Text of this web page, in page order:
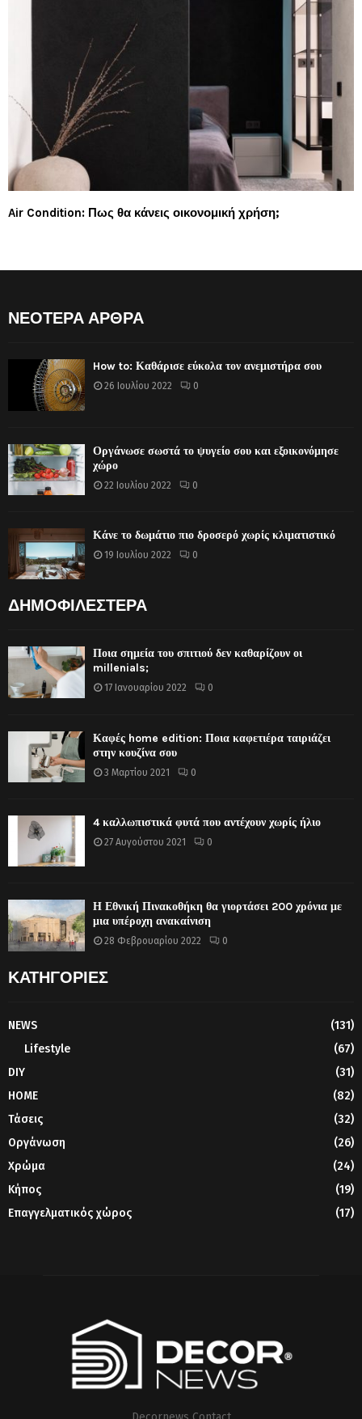
Air Condition: Πως θα κάνεις οικονομική χρήση;
ΝΕΟΤΕΡΑ ΑΡΘΡΑ
How to: Καθάρισε εύκολα τον ανεμιστήρα σου
26 Ιουλίου 2022 0
Οργάνωσε σωστά το ψυγείο σου και εξοικονόμησε
χώρο
22 Ιουλίου 2022 0
Κάνε το δωμάτιο πιο δροσερό χωρίς κλιματιστικό
19 Ιουλίου 2022 0
ΔΗΜΟΦΙΛΕΣΤΕΡΑ
Ποια σημεία του σπιτιού δεν καθαρίζουν οι
millenials;
17 Ιανουαρίου 2022 0
Καφές home edition: Ποια καφετιέρα ταιριάζει
στην κουζίνα σου
3 Μαρτίου 2021 0
4 καλλωπιστικά φυτά που αντέχουν χωρίς ήλιο
27 Αυγούστου 2021 0
Η Εθνική Πινακοθήκη θα γιορτάσει 200 χρόνια με
μια υπέροχη ανακαίνιση
28 Φεβρουαρίου 2022 0
ΚΑΤΗΓΟΡΙΕΣ
NEWS
(131)
Lifestyle
(67)
DIY
(31)
HOME
(82)
Τάσεις
(32)
Οργάνωση
(26)
Χρώμα
(24)
Κήπος
(19)
Επαγγελματικός χώρος
(17)